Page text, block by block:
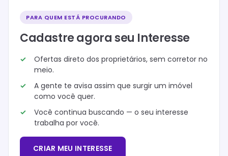
PARA QUEM ESTÁ PROCURANDO
Cadastre agora seu Interesse
Ofertas direto dos proprietários, sem corretor no
meio.
A gente te avisa assim que surgir um imóvel
como você quer.
Você continua buscando — o seu interesse
trabalha por você.
CRIAR MEU INTERESSE